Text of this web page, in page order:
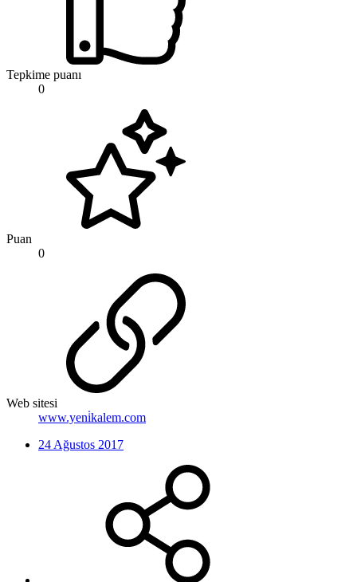
Tepkime puanı
0
Puan
0
Web sitesi
www.yeni̇kalem.com
24 Ağustos 2017